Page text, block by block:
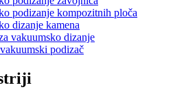
podizanje kompozitnih ploča
dizanje kamena
vakuumsko dizanje
podizač